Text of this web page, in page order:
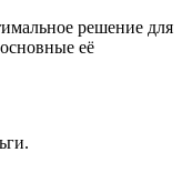
решение для
её